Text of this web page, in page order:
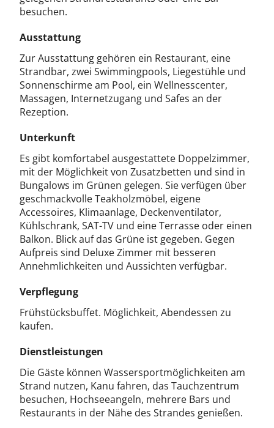
besuchen.
Ausstattung
Zur Ausstattung gehören ein Restaurant, eine
Strandbar, zwei Swimmingpools, Liegestühle und
Sonnenschirme am Pool, ein Wellnesscenter,
Massagen, Internetzugang und Safes an der
Rezeption.
Unterkunft
Es gibt komfortabel ausgestattete Doppelzimmer,
mit der Möglichkeit von Zusatzbetten und sind in
Bungalows im Grünen gelegen. Sie verfügen über
geschmackvolle Teakholzmöbel, eigene
Accessoires, Klimaanlage, Deckenventilator,
Kühlschrank, SAT-TV und eine Terrasse oder einen
Balkon. Blick auf das Grüne ist gegeben. Gegen
Aufpreis sind Deluxe Zimmer mit besseren
Annehmlichkeiten und Aussichten verfügbar.
Verpflegung
Frühstücksbuffet. Möglichkeit, Abendessen zu
kaufen.
Dienstleistungen
Die Gäste können Wassersportmöglichkeiten am
Strand nutzen, Kanu fahren, das Tauchzentrum
besuchen, Hochseeangeln, mehrere Bars und
Restaurants in der Nähe des Strandes genießen.